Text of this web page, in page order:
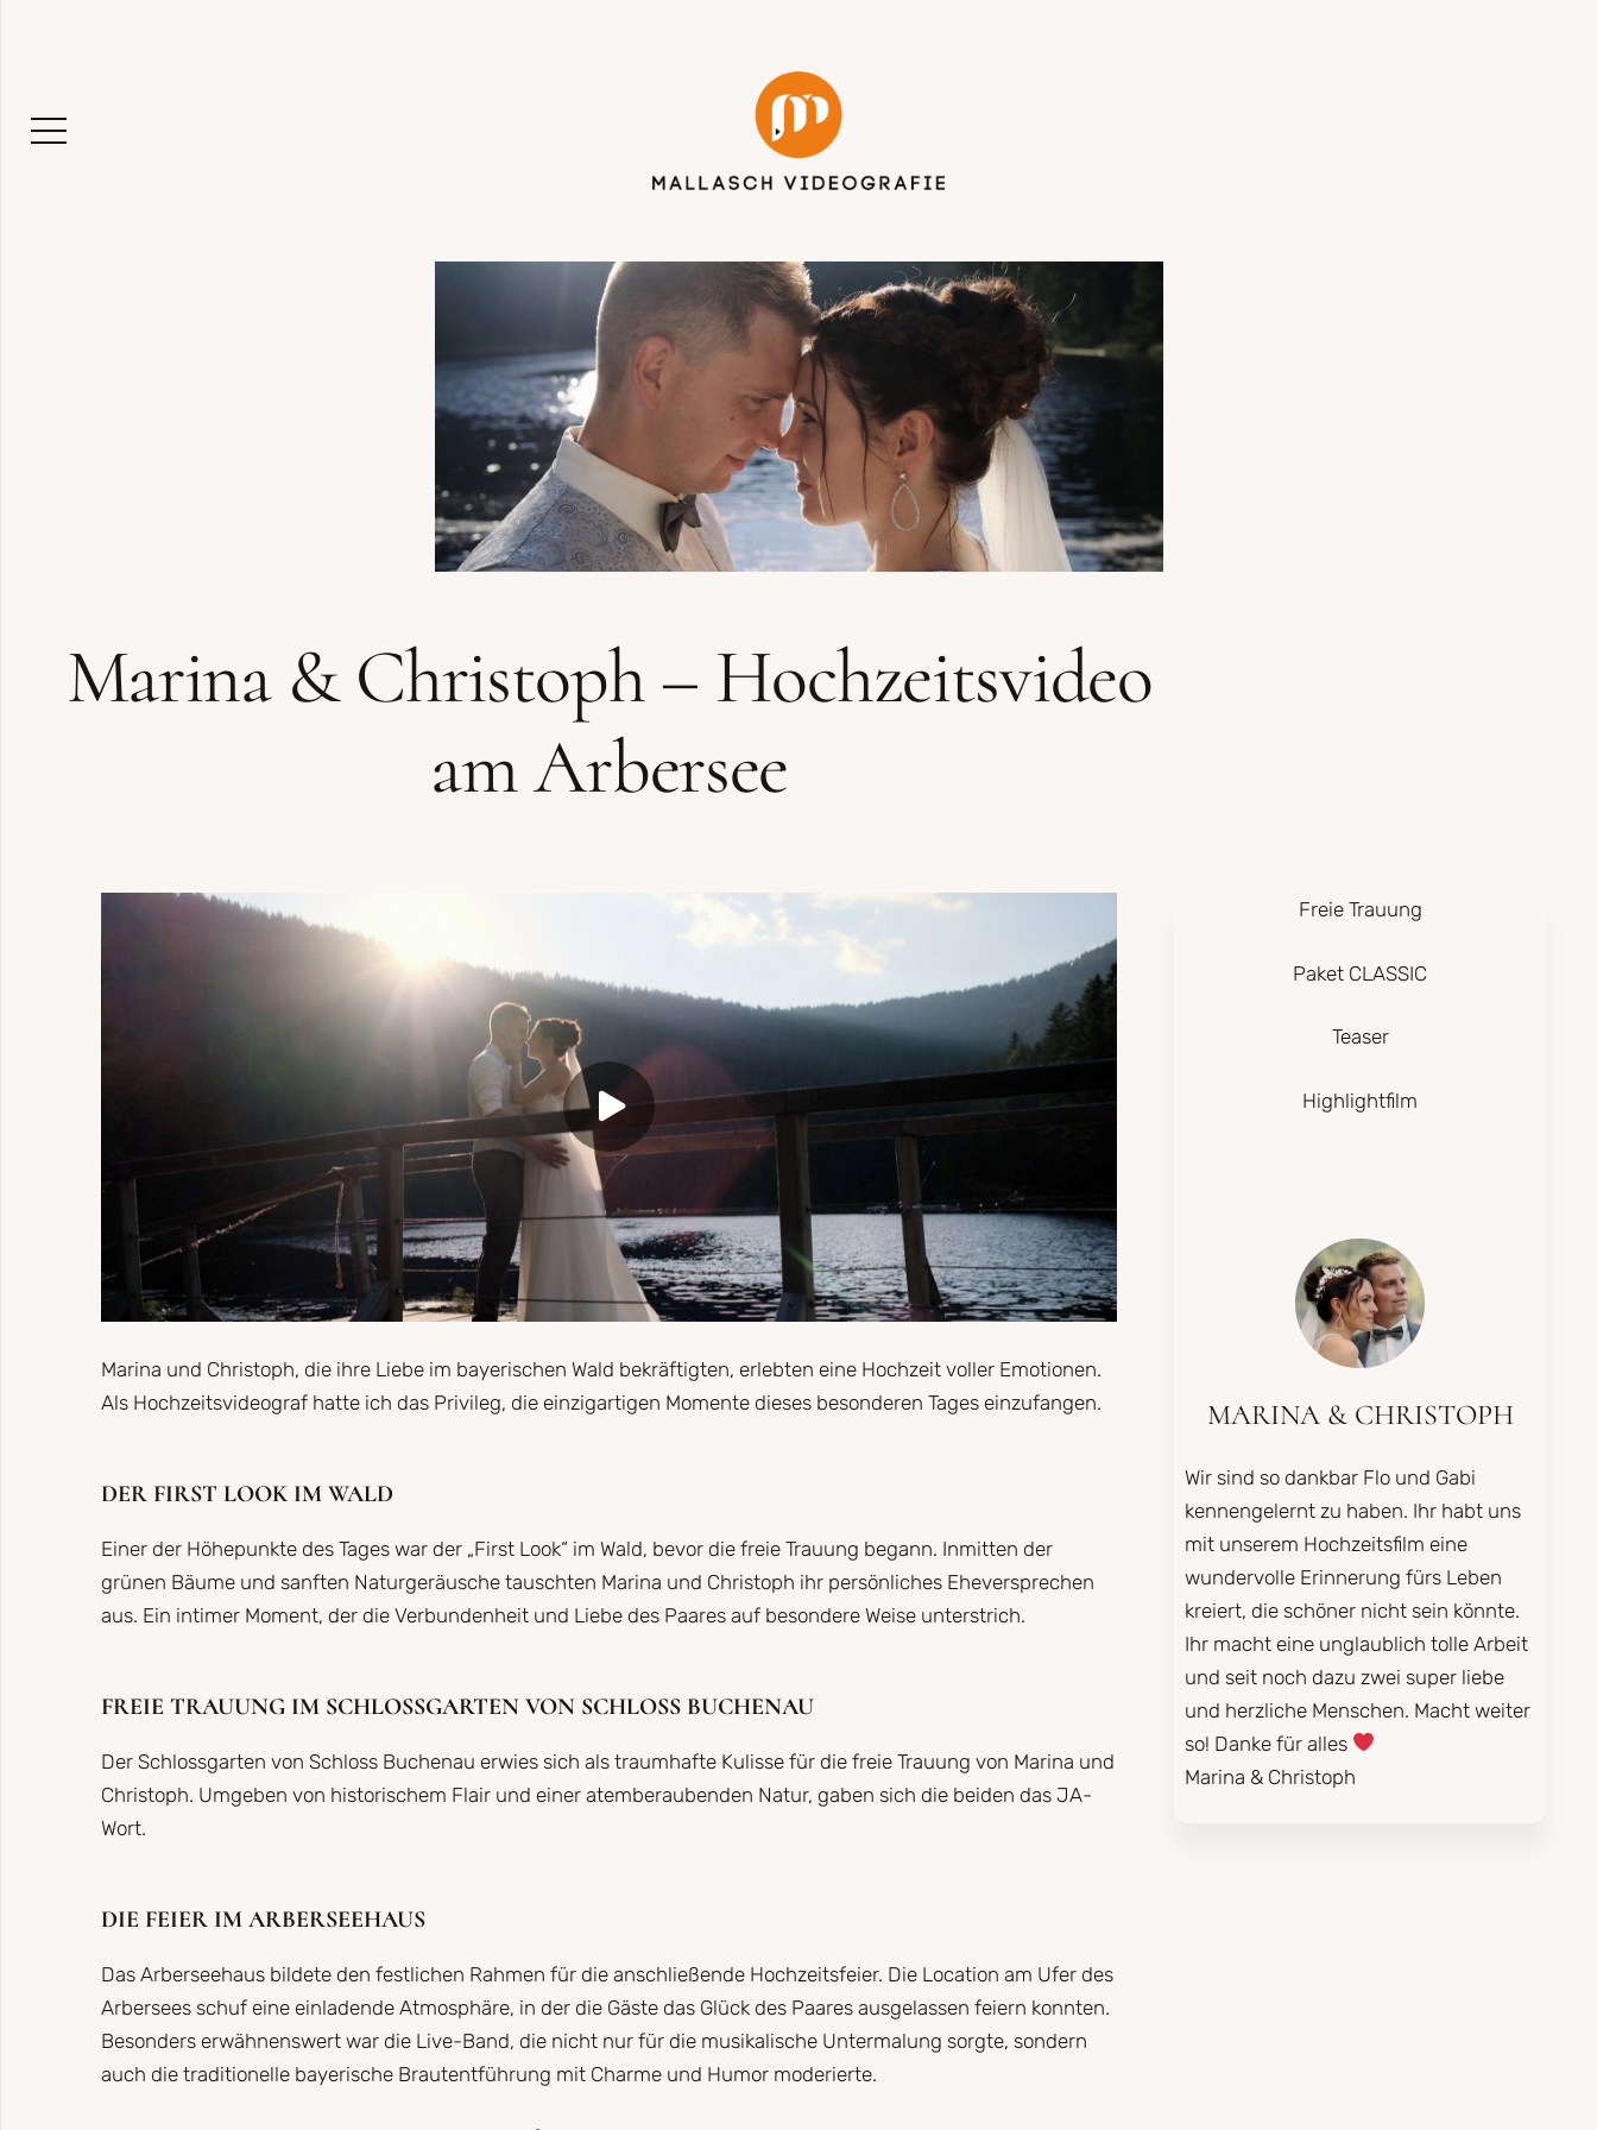
Marina & Christoph – Hochzeitsvideo
am Arbersee
Marina und Christoph, die ihre Liebe im bayerischen Wald bekräftigten, erlebten eine Hochzeit voller Emotionen.
Als Hochzeitsvideograf hatte ich das Privileg, die einzigartigen Momente dieses besonderen Tages einzufangen.
DER FIRST LOOK IM WALD
Einer der Höhepunkte des Tages war der „First Look“ im Wald, bevor die freie Trauung begann. Inmitten der
grünen Bäume und sanften Naturgeräusche tauschten Marina und Christoph ihr persönliches Eheversprechen
aus. Ein intimer Moment, der die Verbundenheit und Liebe des Paares auf besondere Weise unterstrich.
FREIE TRAUUNG IM SCHLOSSGARTEN VON SCHLOSS BUCHENAU
Der Schlossgarten von Schloss Buchenau erwies sich als traumhafte Kulisse für die freie Trauung von Marina und
Christoph. Umgeben von historischem Flair und einer atemberaubenden Natur, gaben sich die beiden das JA-
Wort.
DIE FEIER IM ARBERSEEHAUS
Das Arberseehaus bildete den festlichen Rahmen für die anschließende Hochzeitsfeier. Die Location am Ufer des
Arbersees schuf eine einladende Atmosphäre, in der die Gäste das Glück des Paares ausgelassen feiern konnten.
Besonders erwähnenswert war die Live-Band, die nicht nur für die musikalische Untermalung sorgte, sondern
auch die traditionelle bayerische Brautentführung mit Charme und Humor moderierte.
Freie Trauung
Paket CLASSIC
Teaser
Highlightfilm
MARINA & CHRISTOPH
Wir sind so dankbar Flo und Gabi
kennengelernt zu haben. Ihr habt uns
mit unserem Hochzeitsfilm eine
wundervolle Erinnerung fürs Leben
kreiert, die schöner nicht sein könnte.
Ihr macht eine unglaublich tolle Arbeit
und seit noch dazu zwei super liebe
und herzliche Menschen. Macht weiter
so! Danke für alles
Marina & Christoph